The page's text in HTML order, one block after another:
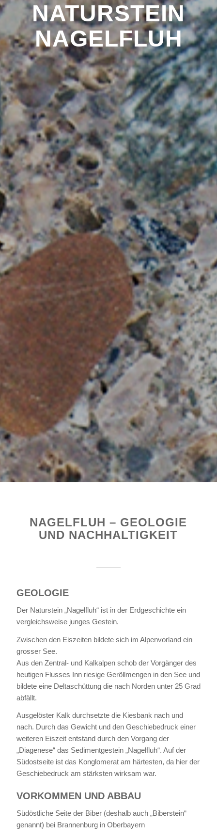
NATURSTEIN
NAGELFLUH
NAGELFLUH – GEOLOGIE
UND NACHHALTIGKEIT
GEOLOGIE
Der Naturstein „Nagelfluh“ ist in der Erdgeschichte ein
vergleichsweise junges Gestein.
Zwischen den Eiszeiten bildete sich im Alpenvorland ein
grosser See.
Aus den Zentral- und Kalkalpen schob der Vorgänger des
heutigen Flusses Inn riesige Geröllmengen in den See und
bildete eine Deltaschüttung die nach Norden unter 25 Grad
abfällt.
Ausgelöster Kalk durchsetzte die Kiesbank nach und
nach. Durch das Gewicht und den Geschiebedruck einer
weiteren Eiszeit entstand durch den Vorgang der
„Diagenese“ das Sedimentgestein „Nagelfluh“. Auf der
Südostseite ist das Konglomerat am härtesten, da hier der
Geschiebedruck am stärksten wirksam war.
VORKOMMEN UND ABBAU
Südöstliche Seite der Biber (deshalb auch „Biberstein“
genannt) bei Brannenburg in Oberbayern